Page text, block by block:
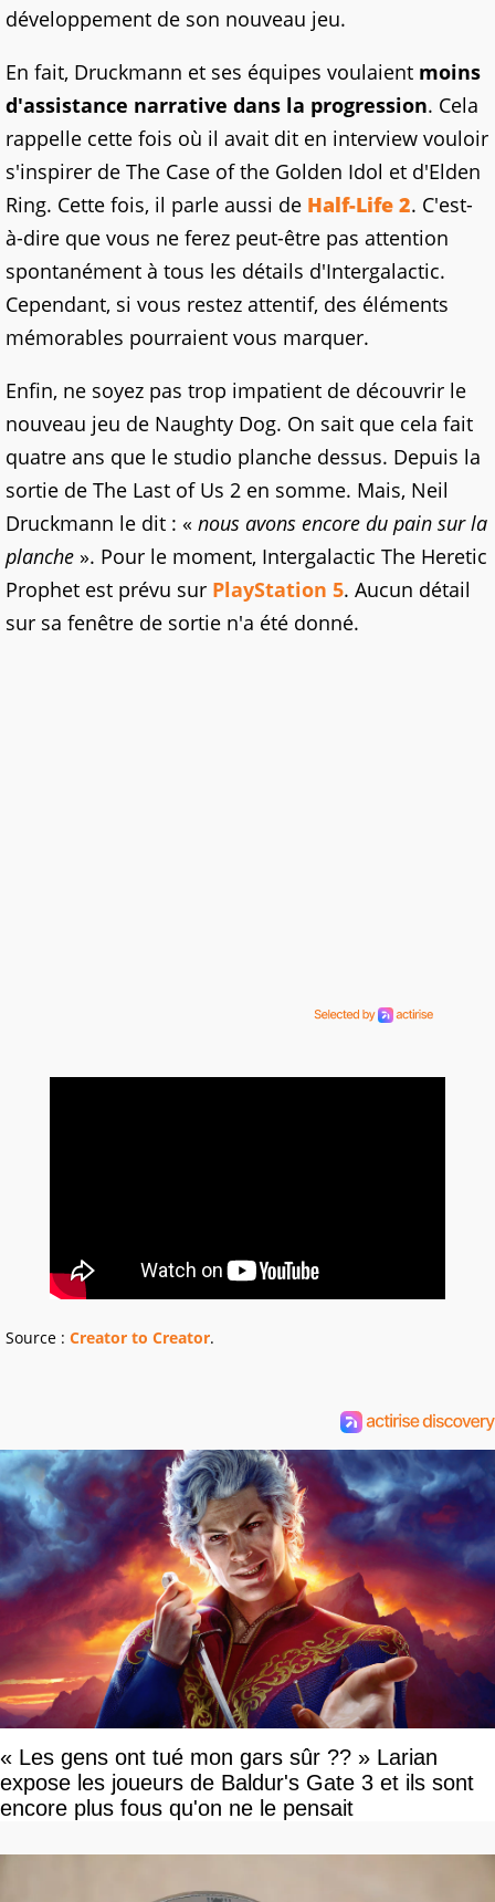
développement de son nouveau jeu.
En fait, Druckmann et ses équipes voulaient moins
d'assistance narrative dans la progression. Cela
rappelle cette fois où il avait dit en interview vouloir
s'inspirer de The Case of the Golden Idol et d'Elden
Ring. Cette fois, il parle aussi de Half-Life 2. C'est-
à-dire que vous ne ferez peut-être pas attention
spontanément à tous les détails d'Intergalactic.
Cependant, si vous restez attentif, des éléments
mémorables pourraient vous marquer.
Enfin, ne soyez pas trop impatient de découvrir le
nouveau jeu de Naughty Dog. On sait que cela fait
quatre ans que le studio planche dessus. Depuis la
sortie de The Last of Us 2 en somme. Mais, Neil
Druckmann le dit : « nous avons encore du pain sur la
planche ». Pour le moment, Intergalactic The Heretic
Prophet est prévu sur PlayStation 5. Aucun détail
sur sa fenêtre de sortie n'a été donné.
Source : Creator to Creator.
« Les gens ont tué mon gars sûr ?? » Larian
expose les joueurs de Baldur's Gate 3 et ils sont
encore plus fous qu'on ne le pensait